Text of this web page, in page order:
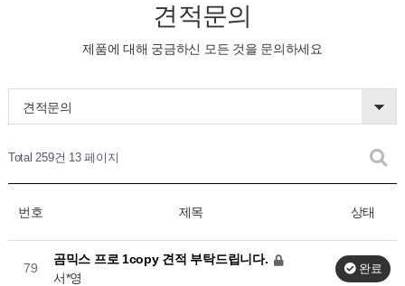
견적문의
제품에 대해 궁금하신 모든 것을 문의하세요
견적문의
Total 259건 13 페이지
번호 제목 상태
79
곰믹스 프로 1copy 견적 부탁드립니다.
서*영
완료